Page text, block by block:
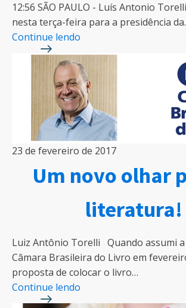
12:56 SÃO PAULO - Luís Antonio
nesta terça-feira para a presidência
Continue lendo
23 de fevereiro de 2017
Um novo olhar
literatura!
Luiz Antônio Torelli Quando assumi a
Câmara Brasileira do Livro em
proposta de colocar o livro…
Continue lendo